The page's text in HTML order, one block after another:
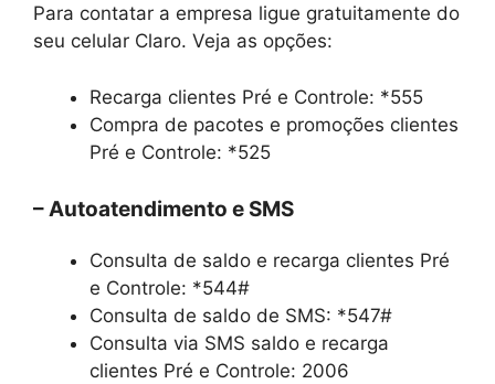
Para contatar a empresa ligue gratuitamente do
seu celular Claro. Veja as opções:
Recarga clientes Pré e Controle: *555
Compra de pacotes e promoções clientes
Pré e Controle: *525
– Autoatendimento e SMS
Consulta de saldo e recarga clientes Pré
e Controle: *544#
Consulta de saldo de SMS: *547#
Consulta via SMS saldo e recarga
clientes Pré e Controle: 2006